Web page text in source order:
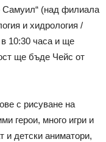
Самуил“ (над филиала
и хидрология /
10:30 часа и ще
ще бъде Чейс от
с рисуване на
герои, много игри и
и детски аниматори,